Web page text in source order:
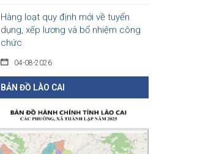
dụng, xếp lương và bổ nhiệm công
chức
04-08-2026
Nghị định 300/2026/NĐ-CP vừa sửa đổi, bổ
BẢN ĐỒ LÀO CAI